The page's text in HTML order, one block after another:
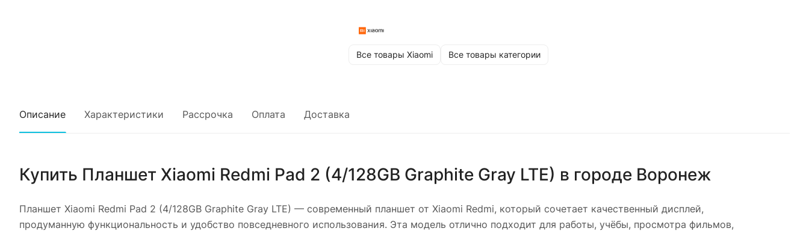
Все товары Xiaomi Все товары категории
Описание Характеристики Рассрочка Оплата Доставка
Купить Планшет Xiaomi Redmi Pad 2 (4/128GB Graphite Gray LTE) в городе Воронеж
Планшет Xiaomi Redmi Pad 2 (4/128GB Graphite Gray LTE) — современный планшет от Xiaomi Redmi, который сочетает качественный дисплей,
продуманную функциональность и удобство повседневного использования. Эта модель отлично подходит для работы, учёбы, просмотра фильмов,